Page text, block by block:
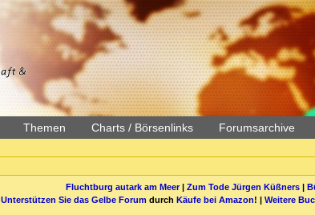
Themen Charts / Börsenlinks Forumsarchive
Fluchtburg autark am Meer| Zum Tode Jürgen Küßners|
Unterstützen Sie das Gelbe Forum durch Käufe bei Amazon! | Weitere